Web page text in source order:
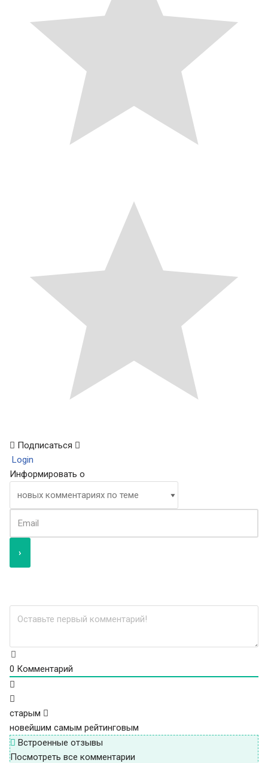
Подписаться
Login
Информировать о
0 Комментарий
старым
новейшим самым рейтинговым
Встроенные отзывы
Посмотреть все комментарии